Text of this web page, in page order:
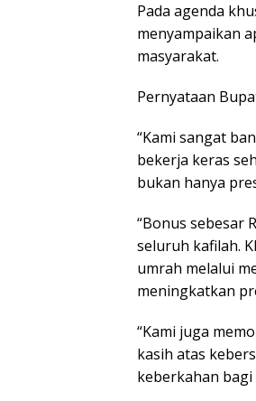
Pada agenda
menyampaikan
masyarakat.
Pernyataan
“Kami sangat
bekerja keras
bukan hanya
“Bonus sebesar
seluruh kafilah.
umrah melalui
meningkatkan
“Kami juga
kasih atas
keberkahan bagi